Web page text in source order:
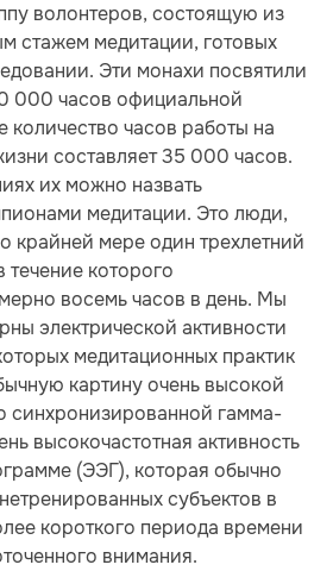
волонтеров, состоящую из
стажем медитации, готовых
Эти монахи посвятили
000 часов официальной
количество часов работы на
составляет 35 000 часов.
их можно назвать
медитации. Это люди,
крайней мере один трехлетний
течение которого
восемь часов в день. Мы
электрической активности
медитационных практик
картину очень высокой
синхронизированной гамма-
высокочастотная активность
(ЭЭГ), которая обычно
субъектов в
короткого периода времени
внимания.